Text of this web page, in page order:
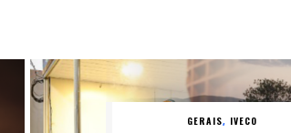
GERAIS, IVECO